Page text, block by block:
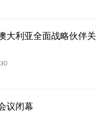
大利亚全面战略伙伴关
议闭幕